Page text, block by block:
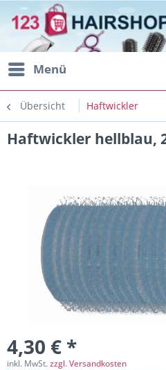
Menü
Übersicht Haftwickler
Haftwickler hellblau,
4,30 € *
inkl. MwSt.zzgl. Versandkosten